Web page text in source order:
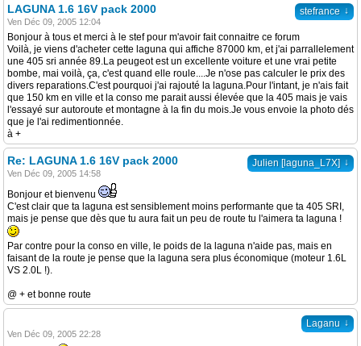
stefrance ↓
LAGUNA 1.6 16V pack 2000
Ven Déc 09, 2005 12:04
Bonjour à tous et merci à le stef pour m'avoir fait connaitre ce forum
Voilà, je viens d'acheter cette laguna qui affiche 87000 km, et j'ai parrallelement
une 405 sri année 89.La peugeot est un excellente voiture et une vrai petite
bombe, mai voilà, ça, c'est quand elle roule....Je n'ose pas calculer le prix des
divers reparations.C'est pourquoi j'ai rajouté la laguna.Pour l'intant, je n'ais fait
que 150 km en ville et la conso me parait aussi élevée que la 405 mais je vais
l'essayé sur autoroute et montagne à la fin du mois.Je vous envoie la photo dés
que je l'ai redimentionnée.
à +
Julien [laguna_L7X] ↓
Re: LAGUNA 1.6 16V pack 2000
Ven Déc 09, 2005 14:58
Bonjour et bienvenu
C'est clair que ta laguna est sensiblement moins performante que ta 405 SRI,
mais je pense que dès que tu aura fait un peu de route tu l'aimera ta laguna !
Par contre pour la conso en ville, le poids de la laguna n'aide pas, mais en
faisant de la route je pense que la laguna sera plus économique (moteur 1.6L
VS 2.0L !).
@ + et bonne route
Laganu ↓
Ven Déc 09, 2005 22:28